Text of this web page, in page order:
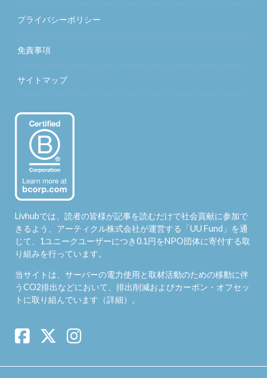
プライバシーポリシー
免責事項
サイトマップ
Livhubでは、読者の皆様が記事を読むだけで社会貢献に参加で
きるよう、アーティクル株式会社が運営する「UU Fund 」を通
じて、1ユニークユーザーにつき0.1円をNPO団体に寄付する取
り組みを行っています。
当サイトは、サーバーの電力使用と取材活動のための移動に伴
うCO2排出などにおいて、排出削減およびカーボン・オフセッ
トに取り組んでいます（詳細）。